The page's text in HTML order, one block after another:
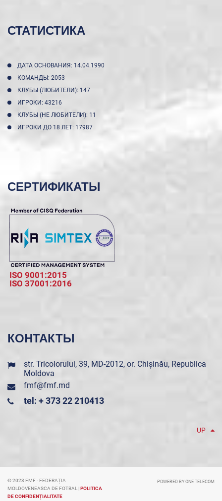
СТАТИСТИКА
ДАТА ОСНОВАНИЯ: 14.04.1990
КОМАНДЫ: 2053
КЛУБЫ (ЛЮБИТЕЛИ): 147
ИГРОКИ: 43216
КЛУБЫ (НЕ ЛЮБИТЕЛИ): 11
ИГРОКИ ДО 18 ЛЕТ: 17987
СЕРТИФИКАТЫ
ISO 9001:2015
ISO 37001:2016
КОНТАКТЫ
str. Tricolorului, 39, MD-2012, or. Chișinău, Republica
Moldova
fmf@fmf.md
tel: + 373 22 210413
UP
© 2023 FMF - FEDERAȚIA
MOLDOVENEASCA DE FOTBAL |
POLITICA
DE CONFIDENȚIALITATE
POWERED BY ONE TELECOM